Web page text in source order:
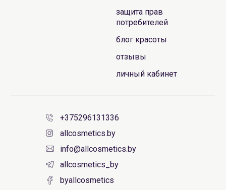
защита прав
потребителей
блог красоты
отзывы
личный кабинет
+375296131336
allcosmetics.by
info@allcosmetics.by
allcosmetics_by
byallcosmetics